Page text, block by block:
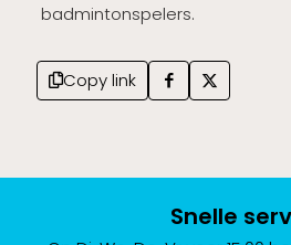
badmintonspelers.
Copy link
Snelle